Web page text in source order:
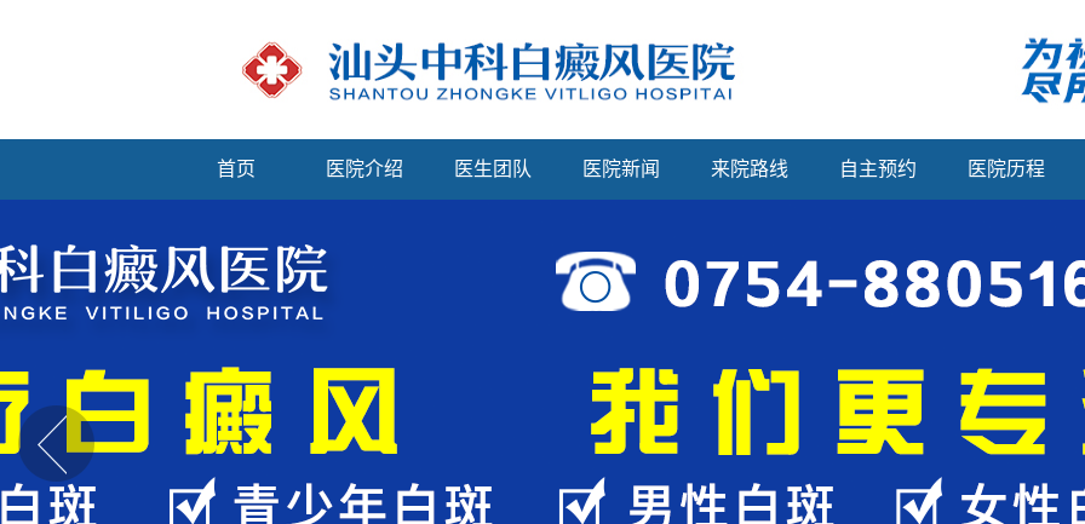
首页 医院介绍 医生团队 医院新闻 来院路线 自主预约 医院历程